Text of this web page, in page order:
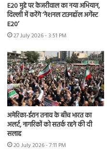
E20 मुद्दे पर केजरीवाल का नया अभियान,
दिल्ली में करेंगे ‘नेशनल टाउनहॉल अगेंस्ट
E20’
27 July 2026 - 3:51 PM
अमेरिका-ईरान तनाव के बीच भारत का
अलर्ट, नागरिकों को सतर्क रहने की दी
सलाह
20 July 2026 - 7:11 PM